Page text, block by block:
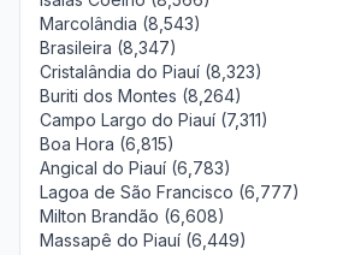
Marcolândia (8,543)
Brasileira (8,347)
Cristalândia do Piauí (8,323)
Buriti dos Montes (8,264)
Campo Largo do Piauí (7,311)
Boa Hora (6,815)
Angical do Piauí (6,783)
Lagoa de São Francisco (6,777)
Milton Brandão (6,608)
Massapê do Piauí (6,449)